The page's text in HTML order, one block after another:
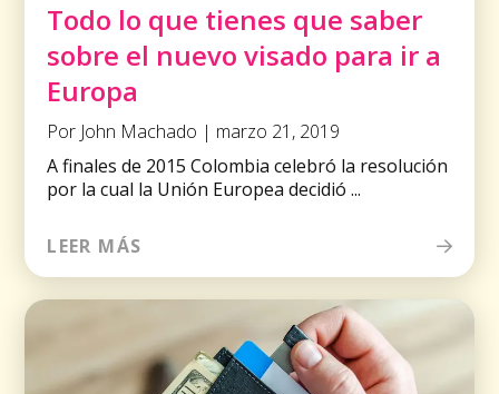
Todo lo que tienes que saber
sobre el nuevo visado para ir a
Europa
Por John Machado | marzo 21, 2019
A finales de 2015 Colombia celebró la resolución
por la cual la Unión Europea decidió ...
LEER MÁS